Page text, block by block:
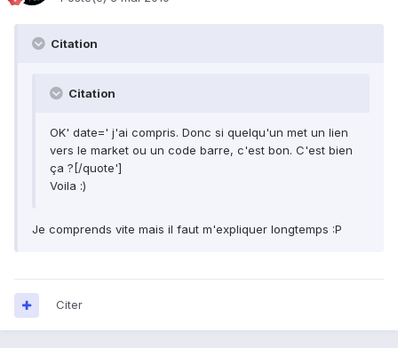
Citation
Citation
OK' date=' j'ai compris. Donc si quelqu'un met un lien
vers le market ou un code barre, c'est bon. C'est bien
ça ?[/quote']
Voila :)
Je comprends vite mais il faut m'expliquer longtemps :P
Citer